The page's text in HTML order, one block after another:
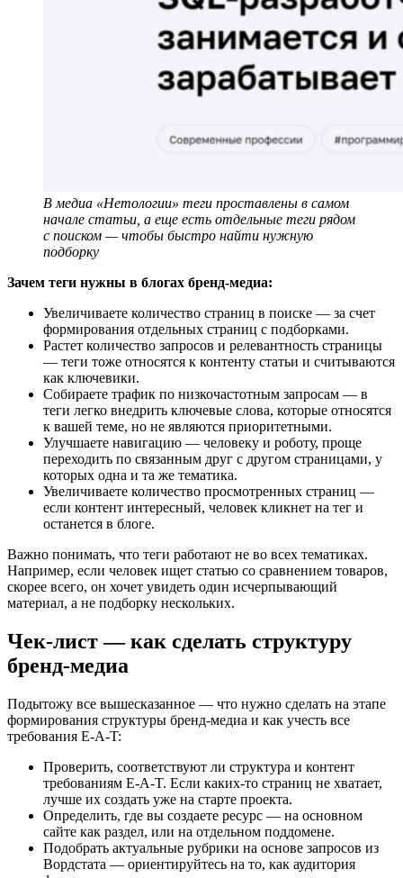
В медиа «Нетологии» теги проставлены в самом
начале статьи, а еще есть отдельные теги рядом
с поиском — чтобы быстро найти нужную
подборку
Зачем теги нужны в блогах бренд-медиа:
Увеличиваете количество страниц в поиске — за счет
формирования отдельных страниц с подборками.
Растет количество запросов и релевантность страницы
— теги тоже относятся к контенту статьи и считываются
как ключевики.
Собираете трафик по низкочастотным запросам — в
теги легко внедрить ключевые слова, которые относятся
к вашей теме, но не являются приоритетными.
Улучшаете навигацию — человеку и роботу, проще
переходить по связанным друг с другом страницами, у
которых одна и та же тематика.
Увеличиваете количество просмотренных страниц —
если контент интересный, человек кликнет на тег и
останется в блоге.
Важно понимать, что теги работают не во всех тематиках.
Например, если человек ищет статью со сравнением товаров,
скорее всего, он хочет увидеть один исчерпывающий
материал, а не подборку нескольких.
Чек-лист — как сделать структуру
бренд-медиа
Подытожу все вышесказанное — что нужно сделать на этапе
формирования структуры бренд-медиа и как учесть все
требования E-A-T:
Проверить, соответствуют ли структура и контент
требованиям E-A-T. Если каких-то страниц не хватает,
лучше их создать уже на старте проекта.
Определить, где вы создаете ресурс — на основном
сайте как раздел, или на отдельном поддомене.
Подобрать актуальные рубрики на основе запросов из
Вордстата — ориентируйтесь на то, как аудитория